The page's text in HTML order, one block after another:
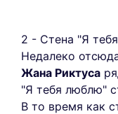
2 - Стена "Я
Недалеко
Жана Риктуса
"Я тебя люблю"
В то время как